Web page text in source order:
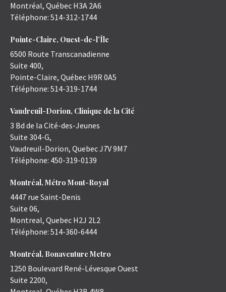
Montréal, Québec H3A 2A6
Téléphone: 514-312-1744
Pointe-Claire, Ouest-de-l’Île
6500 Route Transcanadienne
Suite 400,
Pointe-Claire, Québec H9R 0A5
Téléphone: 514-319-1744
Vaudreuil-Dorion, Clinique de la Cité
3 Bd de la Cité-des-Jeunes
Suite 304-G,
Vaudreuil-Dorion, QuebecJ7V 9M7
Téléphone: 450-319-0139
Montréal, Métro Mont-Royal
4447 rue Saint-Denis
Suite 06,
Montreal, Quebec H2J 2L2
Téléphone: 514-360-6444
Montréal, Bonaventure Metro
1250 Boulevard René-Lévesque Ouest
Suite 2200,